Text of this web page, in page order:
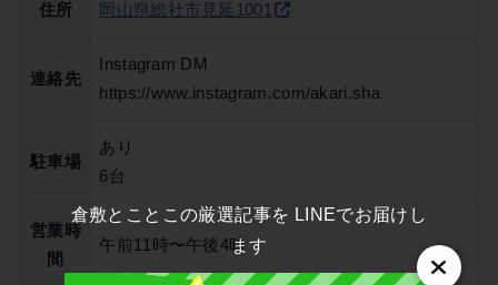
住所 岡山県総社市見延1001
連絡先
Instagram DM
https://www.instagram.com/akari.sha
駐車場
あり
6台
営業時
間
午前11時〜午後4時
倉敷とことこの厳選記事を LINEでお届けし
ます